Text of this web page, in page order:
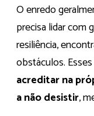
O enredo
precisa lidar com
resiliência,
obstáculos.
acreditar na
a não desistir,